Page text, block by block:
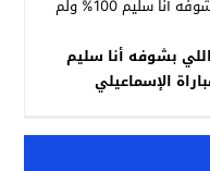
بشوفه أنا سليم